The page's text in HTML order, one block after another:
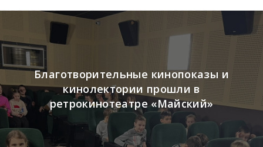
Благотворительные кинопоказы и
кинолектории прошли в
ретрокинотеатре «Майский»